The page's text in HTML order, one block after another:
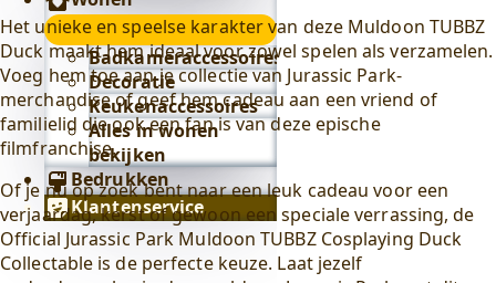
Wonen
submenu
Badkameraccessoires
Decoratie
Keukenaccessoires
Alles in wonen
bekijken
Bedrukken
Klantenservice
Het unieke en speelse karakter van deze Muldoon TUBBZ
Duck maakt hem ideaal voor zowel spelen als verzamelen.
Voeg hem toe aan je collectie van Jurassic Park-
merchandise of geef hem cadeau aan een vriend of
familielid die ook een fan is van deze epische
filmfranchise.
Of je nu op zoek bent naar een leuk cadeau voor een
verjaardag, kerst of gewoon een speciale verrassing, de
Official Jurassic Park Muldoon TUBBZ Cosplaying Duck
Collectable is de perfecte keuze. Laat jezelf